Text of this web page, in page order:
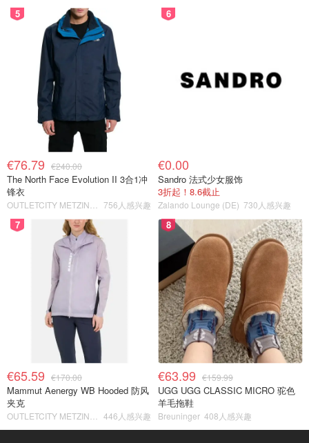
5
€76.79 €240.00
The North Face Evolution II 3合1冲
锋衣
756人感兴趣
6
€0.00
Sandro 法式少女服饰
3折起！8.6截止
Zalando Lounge (DE) 730人感兴趣
7
€65.59 €170.00
Mammut Aenergy WB Hooded 防风
夹克
446人感兴趣
8
€63.99 €159.99
UGG UGG CLASSIC MICRO 驼色
羊毛拖鞋
Breuninger 408人感兴趣